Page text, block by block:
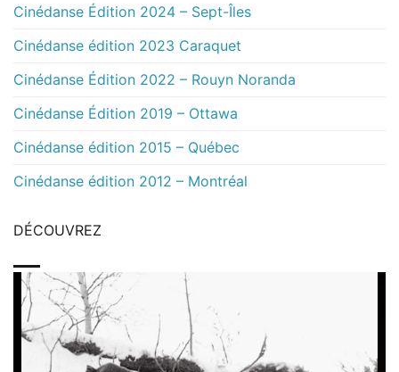
Cinédanse Édition 2024 – Sept-Îles
Cinédanse édition 2023 Caraquet
Cinédanse Édition 2022 – Rouyn Noranda
Cinédanse Édition 2019 – Ottawa
Cinédanse édition 2015 – Québec
Cinédanse édition 2012 – Montréal
DÉCOUVREZ